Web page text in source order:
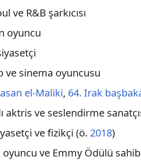
ve R&B şarkıcısı
oyuncu
ve sinema oyuncusu
el-Maliki, 64. Irak
aktris ve seslendirme
ve fizikçi (ö. 2018)
oyuncu ve Emmy Ödülü